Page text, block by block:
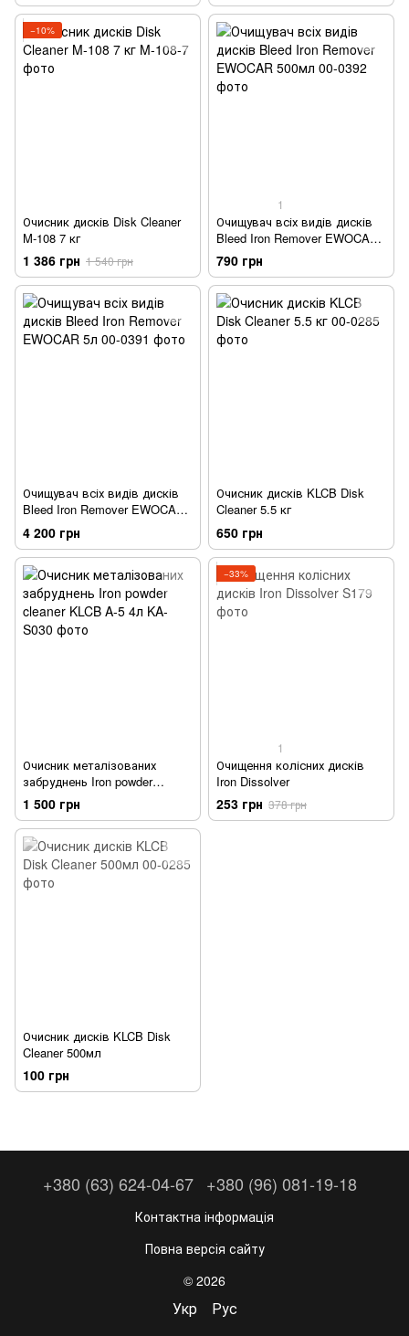
−10%
Очисник дисків Disk Cleaner
M-108 7 кг
1 386 грн 1 540 грн
1
Очищувач всіх видів дисків
Bleed Iron Remover EWOCAR
500мл
790 грн
Очищувач всіх видів дисків
Bleed Iron Remover EWOCAR
5л
4 200 грн
Очисник дисків KLCB Disk
Cleaner 5.5 кг
650 грн
Очисник металізованих
забруднень Iron powder
cleaner KLCB A-5 4л
1 500 грн
−33%
1
Очищення колісних дисків
Iron Dissolver
253 грн 378 грн
Очисник дисків KLCB Disk
Cleaner 500мл
100 грн
+380 (63) 624-04-67 +380 (96) 081-19-18
Контактна інформація
Повна версія сайту
© 2026
Укр Рус